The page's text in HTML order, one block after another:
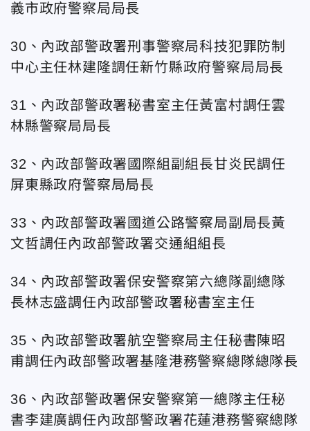
義市政府警察局局長
30、內政部警政署刑事警察局科技犯罪防制
中心主任林建隆調任新竹縣政府警察局局長
31、內政部警政署秘書室主任黃富村調任雲
林縣警察局局長
32、內政部警政署國際組副組長甘炎民調任
屏東縣政府警察局局長
33、內政部警政署國道公路警察局副局長黃
文哲調任內政部警政署交通組組長
34、內政部警政署保安警察第六總隊副總隊
長林志盛調任內政部警政署秘書室主任
35、內政部警政署航空警察局主任秘書陳昭
甫調任內政部警政署基隆港務警察總隊總隊長
36、內政部警政署保安警察第一總隊主任秘
書李建廣調任內政部警政署花蓮港務警察總隊